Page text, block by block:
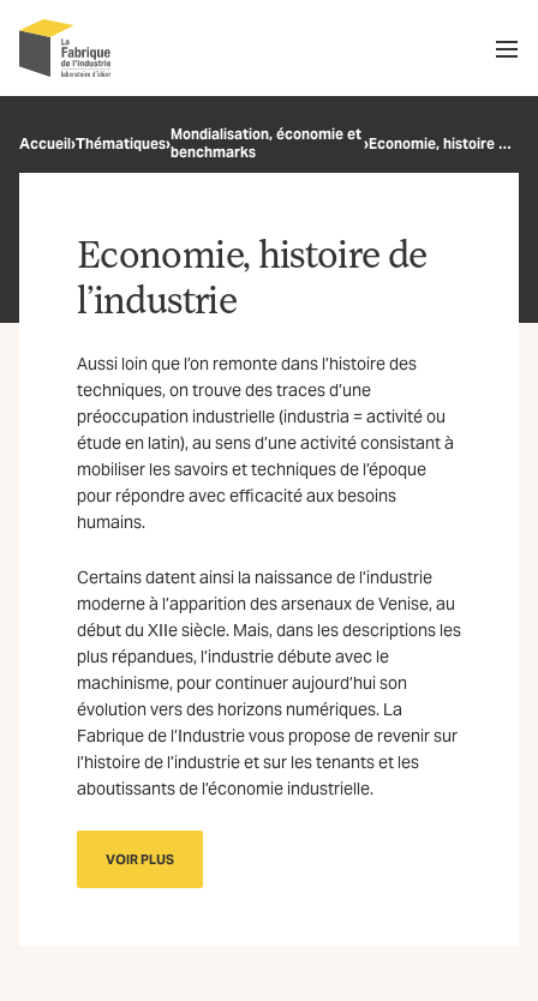
Accueil›Thématiques›Mondialisation, économie et
benchmarks
› Economie, histoire de l’industrie
Economie, histoire de
l’industrie
Aussi loin que l’on remonte dans l’histoire des
techniques, on trouve des traces d’une
préoccupation industrielle (industria = activité ou
étude en latin), au sens d’une activité consistant à
mobiliser les savoirs et techniques de l’époque
pour répondre avec efficacité aux besoins
humains.
Certains datent ainsi la naissance de l’industrie
moderne à l’apparition des arsenaux de Venise, au
début du XIIe siècle. Mais, dans les descriptions les
plus répandues, l’industrie débute avec le
machinisme, pour continuer aujourd’hui son
évolution vers des horizons numériques. La
Fabrique de l’Industrie vous propose de revenir sur
l’histoire de l’industrie et sur les tenants et les
aboutissants de l’économie industrielle.
VOIR PLUS